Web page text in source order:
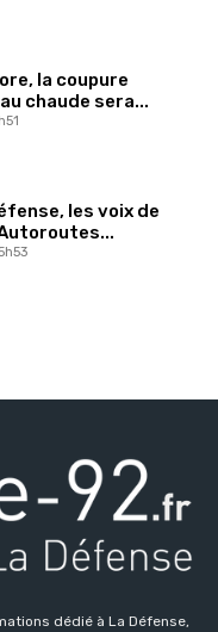
la coupure
chaude sera...
les voix de
dédié à La Défense,